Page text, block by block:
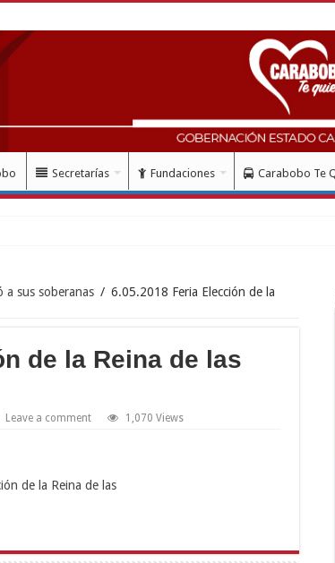
Secretarías Fundaciones Carabobo Te
gratuita de ma
a sus soberanas / 6.05.2018 Feria Elección de la
de la Reina de las
Leave a comment 1,070 Views